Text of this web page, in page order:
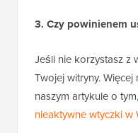
3. Czy powinienem
Jeśli nie korzystasz z
Twojej witryny.
naszym artykule o tym,
nieaktywne wtyczki w